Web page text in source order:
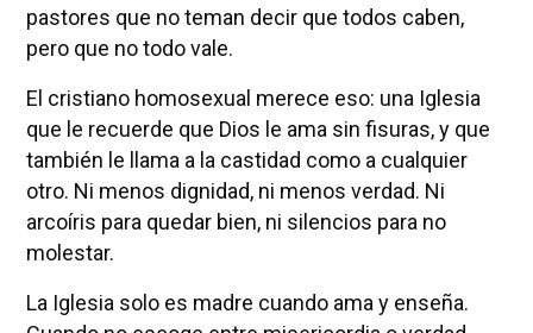
pastores que no teman decir que todos caben,
pero que no todo vale.
El cristiano homosexual merece eso: una Iglesia
que le recuerde que Dios le ama sin fisuras, y que
también le llama a la castidad como a cualquier
otro. Ni menos dignidad, ni menos verdad. Ni
arcoíris para quedar bien, ni silencios para no
molestar.
La Iglesia solo es madre cuando ama y enseña.